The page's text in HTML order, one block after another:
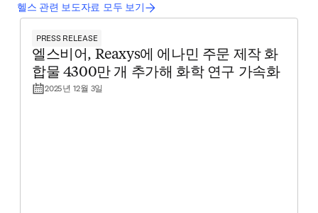
헬스 관련 보도자료 모두 보기
PRESS RELEASE
엘스비어, Reaxys에 에나민 주문 제작 화
합물 4300만 개 추가해 화학 연구 가속화
2025년 12월 3일